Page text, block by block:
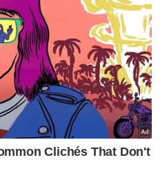
E-Mel setiap